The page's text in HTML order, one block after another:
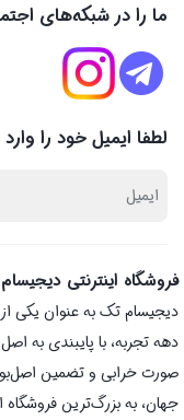
ما را در شبکه‌های
لطفا ایمیل خود را وارد
فروشگاه اینترنتی
دیجیسام تک به عنوان یکی
صورت خرابی و تضمین
جهان، به بزرگ‌ترین